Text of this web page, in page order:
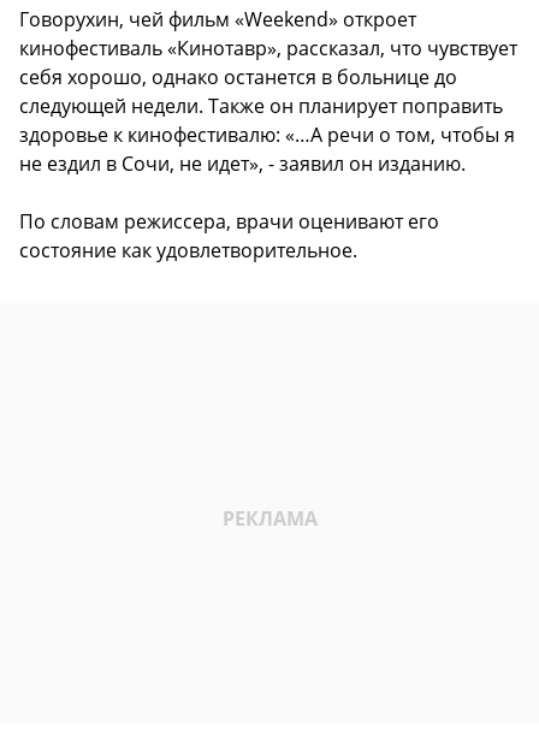
Говорухин, чей фильм «Weekend» откроет
кинофестиваль «Кинотавр», рассказал, что чувствует
себя хорошо, однако останется в больнице до
следующей недели. Также он планирует поправить
здоровье к кинофестивалю: «…А речи о том, чтобы я
не ездил в Сочи, не идет», - заявил он изданию.
По словам режиссера, врачи оценивают его
состояние как удовлетворительное.